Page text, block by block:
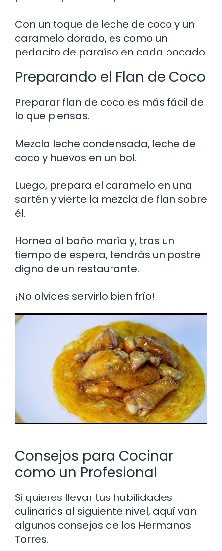
Con un toque de leche de coco y un
caramelo dorado, es como un
pedacito de paraíso en cada bocado.
Preparando el Flan de Coco
Preparar flan de coco es más fácil de
lo que piensas.
Mezcla leche condensada, leche de
coco y huevos en un bol.
Luego, prepara el caramelo en una
sartén y vierte la mezcla de flan sobre
él.
Hornea al baño maría y, tras un
tiempo de espera, tendrás un postre
digno de un restaurante.
¡No olvides servirlo bien frío!
Consejos para Cocinar
como un Profesional
Si quieres llevar tus habilidades
culinarias al siguiente nivel, aquí van
algunos consejos de los Hermanos
Torres.